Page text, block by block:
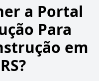
a Portal
Para
em